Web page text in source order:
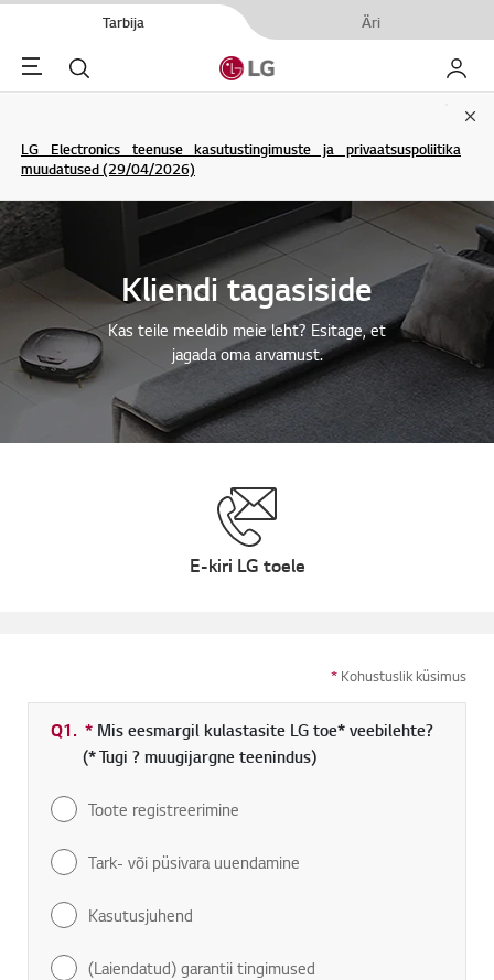
Tarbija Äri
Menu Otsi Minu
LG Electronics teenuse kasutustingimuste ja privaatsuspoliitika
muudatused (29/04/2026)
Kliendi tagasiside
Kas teile meeldib meie leht? Esitage, et
jagada oma arvamust.
E-kiri LG toele
* Kohustuslik küsimus
Q1. * Kohustuslik väli
Mis eesmargil kulastasite LG toe* veebilehte?
(* Tugi ? muugijargne teenindus)
Toote registreerimine
Tark- või püsivara uuendamine
Kasutusjuhend
(Laiendatud) garantii tingimused